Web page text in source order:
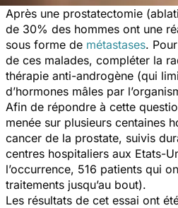
Après une prostatectomie
de 30% des hommes ont une
sous forme de métastases.
de ces malades, compléter la
thérapie anti-androgène (qui
d’hormones mâles par
Afin de répondre à cette
menée sur plusieurs centaines
cancer de la prostate, suivis
centres hospitaliers aux Etats-
l’occurrence, 516 patients qui
traitements jusqu’au bout).
Les résultats de cet essai ont